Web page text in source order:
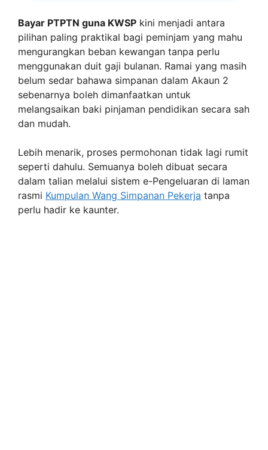
Bayar PTPTN guna KWSP kini menjadi antara
pilihan paling praktikal bagi peminjam yang mahu
mengurangkan beban kewangan tanpa perlu
menggunakan duit gaji bulanan. Ramai yang masih
belum sedar bahawa simpanan dalam Akaun 2
sebenarnya boleh dimanfaatkan untuk
melangsaikan baki pinjaman pendidikan secara sah
dan mudah.
Lebih menarik, proses permohonan tidak lagi rumit
seperti dahulu. Semuanya boleh dibuat secara
dalam talian melalui sistem e-Pengeluaran di laman
rasmi Kumpulan Wang Simpanan Pekerja tanpa
perlu hadir ke kaunter.